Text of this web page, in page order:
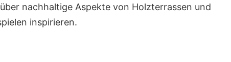
nachhaltige Aspekte von Holzterrassen und
inspirieren.